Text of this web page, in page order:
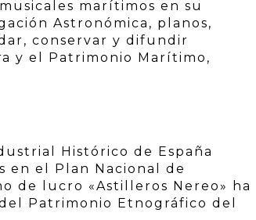
marítimos en su
Astronómica, planos,
conservar y difundir
y el Patrimonio Marítimo,
Histórico de España
en el Plan Nacional de
de lucro «Astilleros Nereo» ha
Patrimonio Etnográfico del